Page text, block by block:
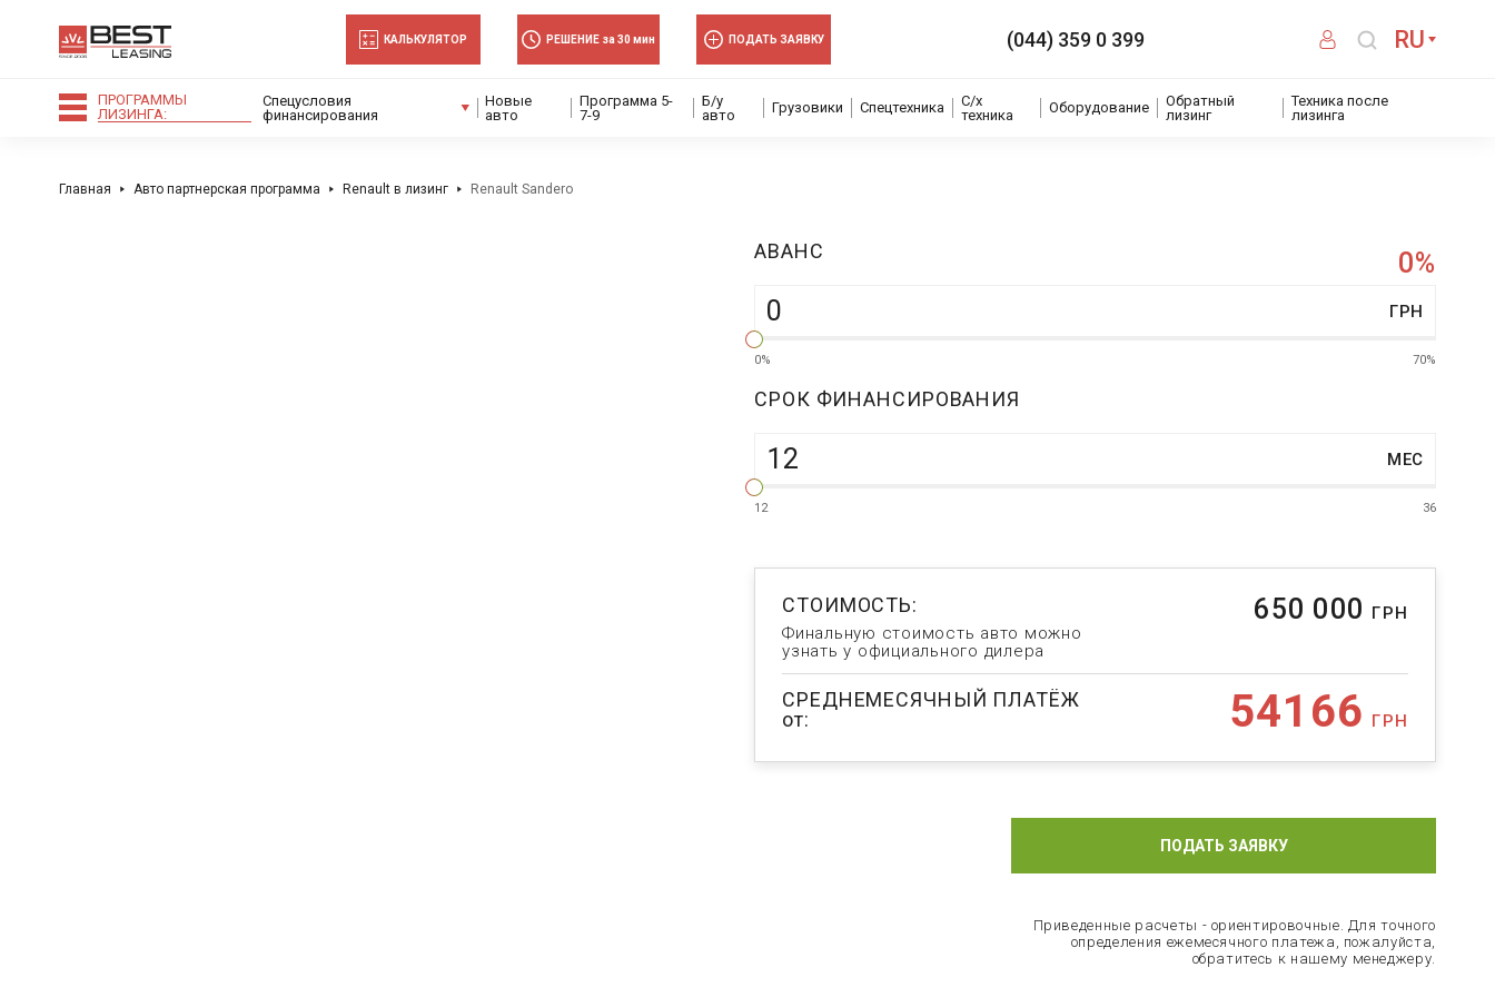
КАЛЬКУЛЯТОР РЕШЕНИЕ за 30 мин ПОДАТЬ ЗАЯВКУ (044) 359 0 399 RU
ПРОГРАММЫ
ЛИЗИНГА:
Спецусловия
финансирования
Новые
авто
Программа 5-
7-9
Б/у
авто
Грузовики Спецтехника
С/х
техника
Оборудование
Обратный
лизинг
Техника после
лизинга
Главная Авто партнерская программа Renault в лизинг Renault Sandero
АВАНC 0%
ГРН
0% 70%
СРОК ФИНАНСИРОВАНИЯ
МЕС
12 36
СТОИМОСТЬ:
Финальную стоимость авто можно
узнать у официального дилера
650 000 ГРН
СРЕДНЕМЕСЯЧНЫЙ ПЛАТЁЖ
от:
54166 ГРН
ПОДАТЬ ЗАЯВКУ
Приведенные расчеты - ориентировочные. Для точного
определения ежемесячного платежа, пожалуйста,
обратитесь к нашему менеджеру.